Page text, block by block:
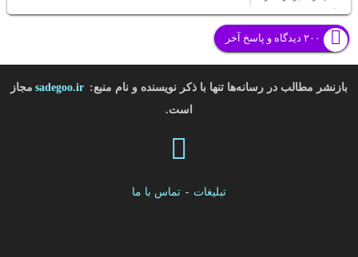
رم؟
۲۰۰ دیدگاه و پاسخ آخر
بازنشر مطالب در رسانه‌ها تنها با ذکر نویسنده و نام منبع: sadegoo.ir مجاز
است.
تبلیغات - تماس با ما